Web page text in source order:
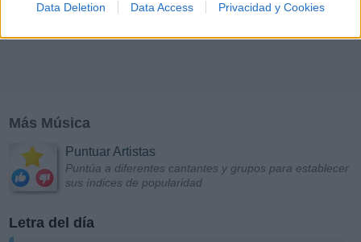
Data Deletion Data Access Privacidad y Cookies
Más Música
Puntuar Artistas
Puntúa a diferentes cantantes y grupos para establecer
sus índices de popularidad
Letra del día